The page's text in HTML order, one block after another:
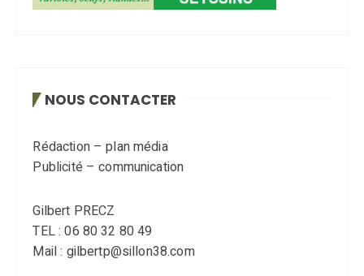
NOUS CONTACTER
Rédaction – plan média
Publicité – communication
Gilbert PRECZ
TEL : 06 80 32 80 49
Mail : gilbertp@sillon38.com